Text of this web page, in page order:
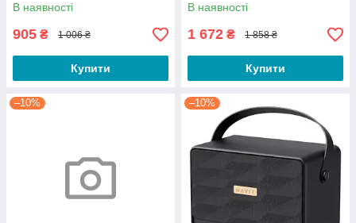
В наявності
905 ₴ 1 006 ₴
Купити
В наявності
1 672 ₴ 1 858 ₴
Купити
–10% –10%